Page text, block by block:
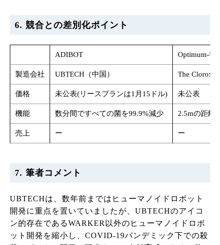
6. 競合との差別化ポイント
ADIBOT Optimum-UV
製造会社 UBTECH（中国） The Clorox
価格 未公表(リースプランは1月15ドル) 未公表
機能 数分間ですべての菌を99.9%減少 2.5mの距離
売上 ー ー
7. 筆者コメント
UBTECHは、数年前まではヒューマノイドロボット
開発に重点を置いていましたが、UBTECHのアイコ
ン的存在であるWARKER以外のヒューマノイドロボ
ット開発を縮小し、COVID-19パンデミック下での殺